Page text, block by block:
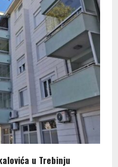
u Trebinju